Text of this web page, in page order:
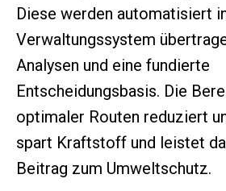
Diese werden automatisiert
Verwaltungssystem
Analysen und eine fundierte
Entscheidungsbasis. Die
optimaler Routen reduziert
spart Kraftstoff und leistet
Beitrag zum Umweltschutz.